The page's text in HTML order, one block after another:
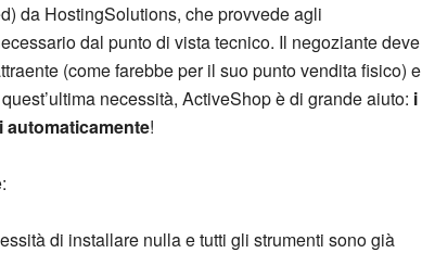
da HostingSolutions, che provvede agli
dal punto di vista tecnico. Il negoziante deve
(come farebbe per il suo punto vendita fisico) e
necessità, ActiveShop è di grande aiuto: i
!
di installare nulla e tutti gli strumenti sono già